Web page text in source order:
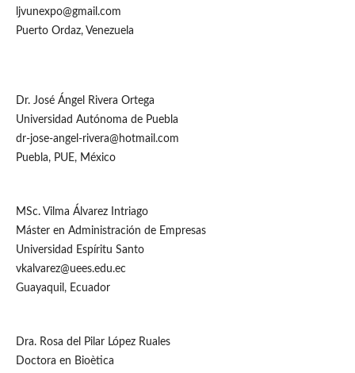
ljvunexpo@gmail.com
Puerto Ordaz, Venezuela
Dr. José Ángel Rivera Ortega
Universidad Autónoma de Puebla
dr-jose-angel-rivera@hotmail.com
Puebla, PUE, México
MSc. Vilma Álvarez Intriago
Máster en Administración de Empresas
Universidad Espíritu Santo
vkalvarez@uees.edu.ec
Guayaquil, Ecuador
Dra. Rosa del Pilar López Ruales
Doctora en Bioètica